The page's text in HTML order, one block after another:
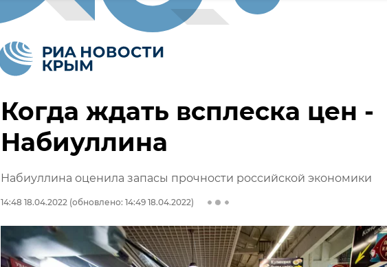
Когда ждать всплеска цен -
Набиуллина
Набиуллина оценила запасы прочности российской экономики
14:48 18.04.2022 (обновлено: 14:49 18.04.2022)